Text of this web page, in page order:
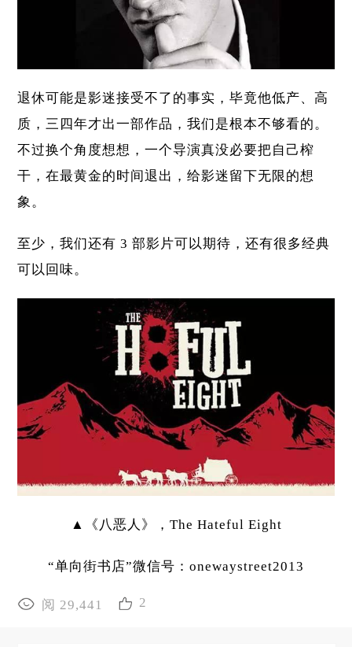
退休可能是影迷接受不了的事实，毕竟他低产、高
质，三四年才出一部作品，我们是根本不够看的。
不过换个角度想想，一个导演真没必要把自己榨
干，在最黄金的时间退出，给影迷留下无限的想
象。
至少，我们还有 3 部影片可以期待，还有很多经典
可以回味。
▲《八恶人》，The Hateful Eight
“单向街书店”微信号：onewaystreet2013
阅 29,441 2